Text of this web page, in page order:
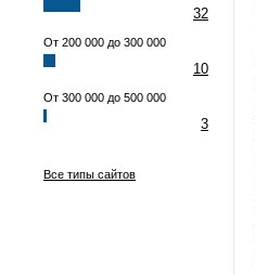
32
От 200 000 до 300 000
10
От 300 000 до 500 000
3
Все типы сайтов